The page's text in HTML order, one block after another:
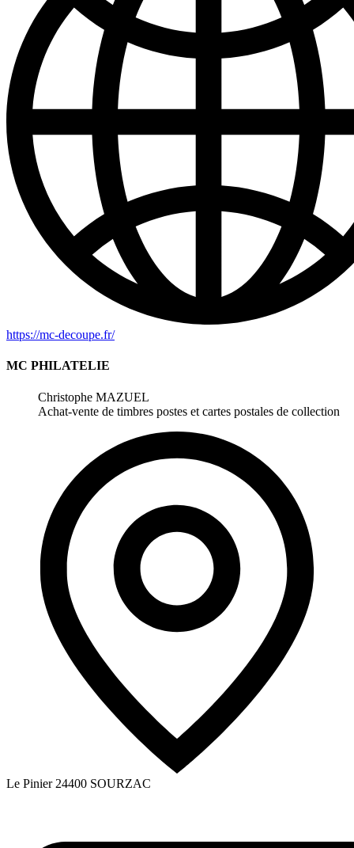
https://mc-decoupe.fr/
MC PHILATELIE
Christophe MAZUEL
Achat-vente de timbres postes et cartes postales de collection
Le Pinier 24400 SOURZAC